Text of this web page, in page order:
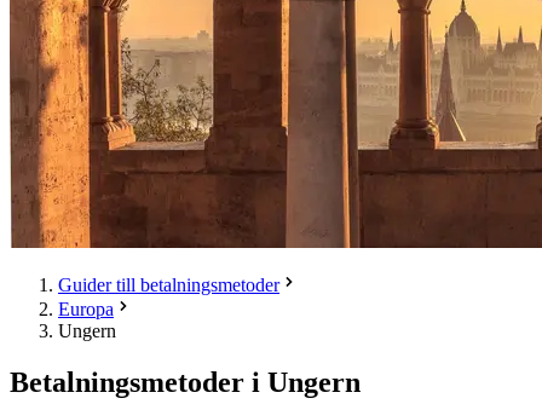
Guider till betalningsmetoder
Europa
Ungern
Betalningsmetoder i Ungern